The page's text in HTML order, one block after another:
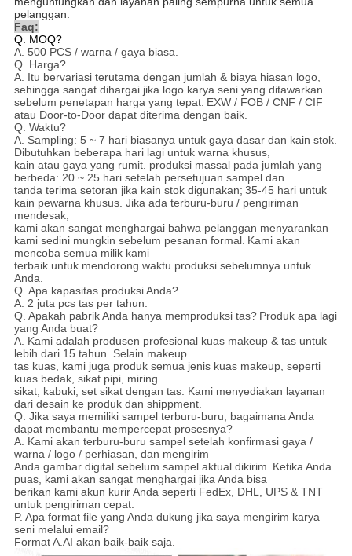
pelanggan.
Faq:
Q. MOQ?
A. 500 PCS / warna / gaya biasa.
Q. Harga?
A. Itu bervariasi terutama dengan jumlah & biaya hiasan logo,
sehingga sangat dihargai jika logo karya seni yang ditawarkan
sebelum penetapan harga yang tepat. EXW / FOB / CNF / CIF
atau Door-to-Door dapat diterima dengan baik.
Q. Waktu?
A. Sampling: 5 ~ 7 hari biasanya untuk gaya dasar dan kain stok.
Dibutuhkan beberapa hari lagi untuk warna khusus,
kain atau gaya yang rumit. produksi massal pada jumlah yang
berbeda: 20 ~ 25 hari setelah persetujuan sampel dan
tanda terima setoran jika kain stok digunakan; 35-45 hari untuk
kain pewarna khusus. Jika ada terburu-buru / pengiriman
mendesak,
kami akan sangat menghargai bahwa pelanggan menyarankan
kami sedini mungkin sebelum pesanan formal. Kami akan
mencoba semua milik kami
terbaik untuk mendorong waktu produksi sebelumnya untuk
Anda.
Q. Apa kapasitas produksi Anda?
A. 2 juta pcs tas per tahun.
Q. Apakah pabrik Anda hanya memproduksi tas? Produk apa lagi
yang Anda buat?
A. Kami adalah produsen profesional kuas makeup & tas untuk
lebih dari 15 tahun. Selain makeup
tas kuas, kami juga produk semua jenis kuas makeup, seperti
kuas bedak, sikat pipi, miring
sikat, kabuki, set sikat dengan tas. Kami menyediakan layanan
dari desain ke produk dan shippment.
Q. Jika saya memiliki sampel terburu-buru, bagaimana Anda
dapat membantu mempercepat prosesnya?
A. Kami akan terburu-buru sampel setelah konfirmasi gaya /
warna / logo / perhiasan, dan mengirim
Anda gambar digital sebelum sampel aktual dikirim. Ketika Anda
puas, kami akan sangat menghargai jika Anda bisa
berikan kami akun kurir Anda seperti FedEx, DHL, UPS & TNT
untuk pengiriman cepat.
P. Apa format file yang Anda dukung jika saya mengirim karya
seni melalui email?
Format A.AI akan baik-baik saja.